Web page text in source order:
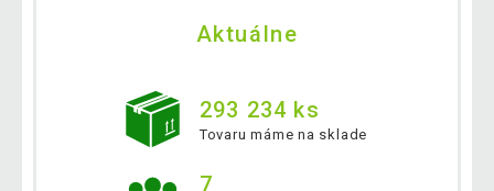
Aktuálne
293 234 ks
Tovaru máme na sklade
7